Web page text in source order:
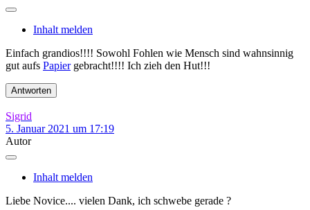
Inhalt melden
Einfach grandios!!!! Sowohl Fohlen wie Mensch sind wahnsinnig
gut aufs Papiergebracht!!!! Ich zieh den Hut!!!
Antworten
Sigrid
5. Januar 2021 um 17:19
Autor
Inhalt melden
Liebe Novice.... vielen Dank, ich schwebe gerade ?